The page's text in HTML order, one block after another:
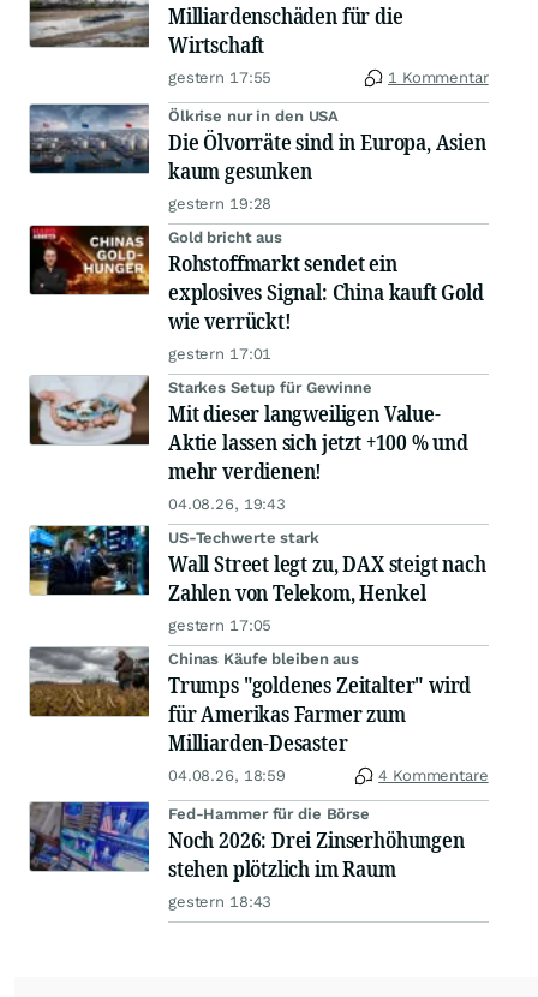
Milliardenschäden für die
Wirtschaft
gestern 17:55 1 Kommentar
Ölkrise nur in den USA
Die Ölvorräte sind in Europa, Asien
kaum gesunken
gestern 19:28
Gold bricht aus
Rohstoffmarkt sendet ein
explosives Signal: China kauft Gold
wie verrückt!
gestern 17:01
Starkes Setup für Gewinne
Mit dieser langweiligen Value-
Aktie lassen sich jetzt +100 % und
mehr verdienen!
04.08.26, 19:43
US-Techwerte stark
Wall Street legt zu, DAX steigt nach
Zahlen von Telekom, Henkel
gestern 17:05
Chinas Käufe bleiben aus
Trumps "goldenes Zeitalter" wird
für Amerikas Farmer zum
Milliarden-Desaster
04.08.26, 18:59 4 Kommentare
Fed-Hammer für die Börse
Noch 2026: Drei Zinserhöhungen
stehen plötzlich im Raum
gestern 18:43